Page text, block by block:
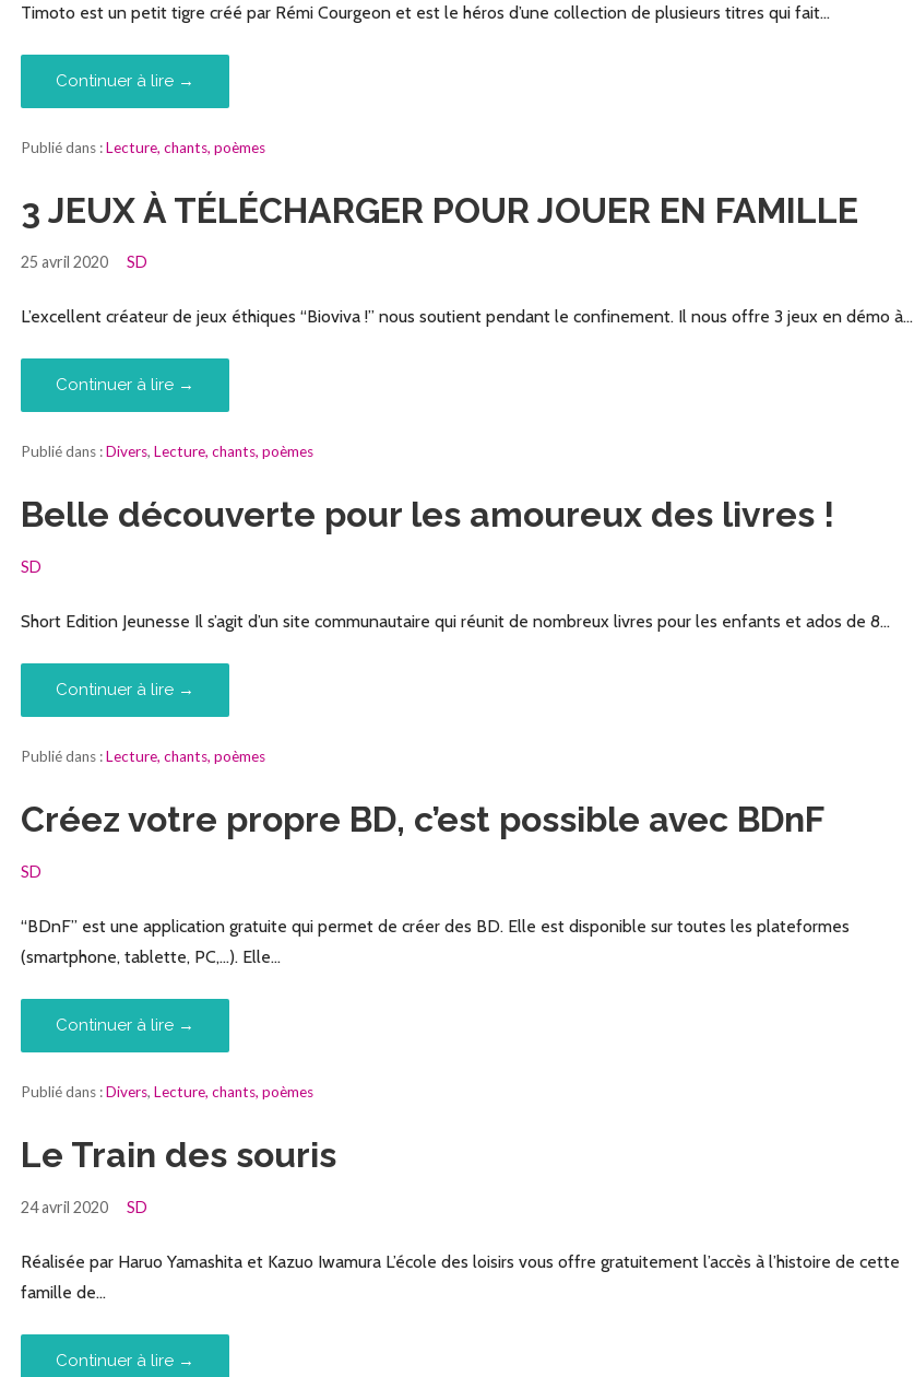
Timoto est un petit tigre créé par Rémi Courgeon et est le héros d’une collection de plusieurs titres qui fait…
Continuer à lire →
Publié dans :Lecture, chants, poèmes
3 JEUX À TÉLÉCHARGER POUR JOUER EN FAMILLE
25 avril 2020 SD
L’excellent créateur de jeux éthiques “Bioviva !” nous soutient pendant le confinement. Il nous offre 3 jeux en démo à…
Continuer à lire →
Publié dans :Divers, Lecture, chants, poèmes
Belle découverte pour les amoureux des livres !
SD
Short Edition Jeunesse Il s’agit d’un site communautaire qui réunit de nombreux livres pour les enfants et ados de 8…
Continuer à lire →
Publié dans :Lecture, chants, poèmes
Créez votre propre BD, c’est possible avec BDnF
SD
“BDnF” est une application gratuite qui permet de créer des BD. Elle est disponible sur toutes les plateformes
(smartphone, tablette, PC,…). Elle…
Continuer à lire →
Publié dans :Divers, Lecture, chants, poèmes
Le Train des souris
24 avril 2020 SD
Réalisée par Haruo Yamashita et Kazuo Iwamura L’école des loisirs vous offre gratuitement l’accès à l’histoire de cette
famille de…
Continuer à lire →